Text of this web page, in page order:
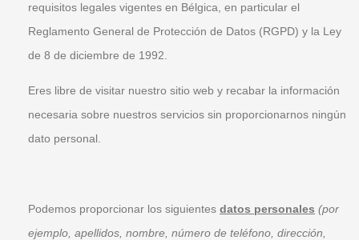
requisitos legales vigentes en Bélgica, en particular el
Reglamento General de Protección de Datos (RGPD) y la Ley
de 8 de diciembre de 1992.
Eres libre de visitar nuestro sitio web y recabar la información
necesaria sobre nuestros servicios sin proporcionarnos ningún
dato personal.
Podemos proporcionar los siguientes datos personales (por
ejemplo, apellidos, nombre, número de teléfono, dirección,